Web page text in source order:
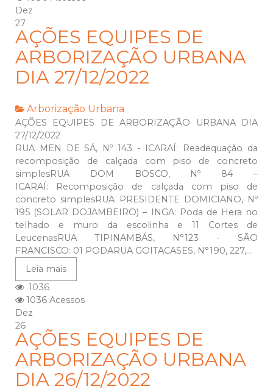
Dez
27
AÇÕES EQUIPES DE
ARBORIZAÇÃO URBANA
DIA 27/12/2022
Arborização Urbana
AÇÕES EQUIPES DE ARBORIZAÇÃO URBANA DIA
27/12/2022
RUA MEN DE SÁ, Nº 143 - ICARAÍ: Readequação da
recomposição de calçada com piso de concreto
simplesRUA DOM BOSCO, Nº 84 –
ICARAÍ: Recomposição de calçada com piso de
concreto simplesRUA PRESIDENTE DOMICIANO, Nº
195 (SOLAR DOJAMBEIRO) – INGA: Poda de Hera no
telhado e muro da escolinha e 11 Cortes de
LeucenasRUA TIPINAMBÁS, N°123 - SÃO
FRANCISCO: 01 PODARUA GOITACASES, N°190, 227,...
Leia mais
1036
1036 Acessos
Dez
26
AÇÕES EQUIPES DE
ARBORIZAÇÃO URBANA
DIA 26/12/2022